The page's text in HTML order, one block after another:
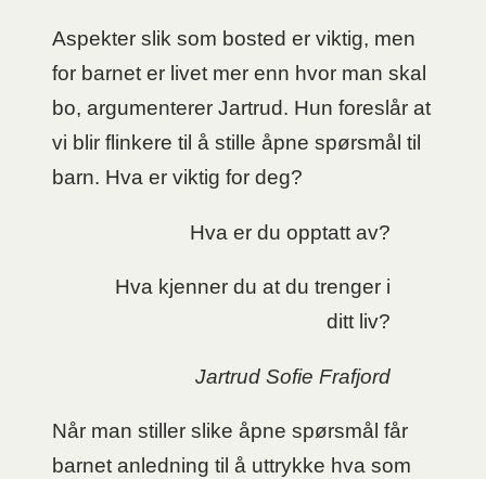
Aspekter slik som bosted er viktig, men
for barnet er livet mer enn hvor man skal
bo, argumenterer Jartrud. Hun foreslår at
vi blir flinkere til å stille åpne spørsmål til
barn. Hva er viktig for deg?
Hva er du opptatt av?
Hva kjenner du at du trenger i
ditt liv?
Jartrud Sofie Frafjord
Når man stiller slike åpne spørsmål får
barnet anledning til å uttrykke hva som